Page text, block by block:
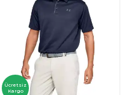
Ücretsiz
Kargo